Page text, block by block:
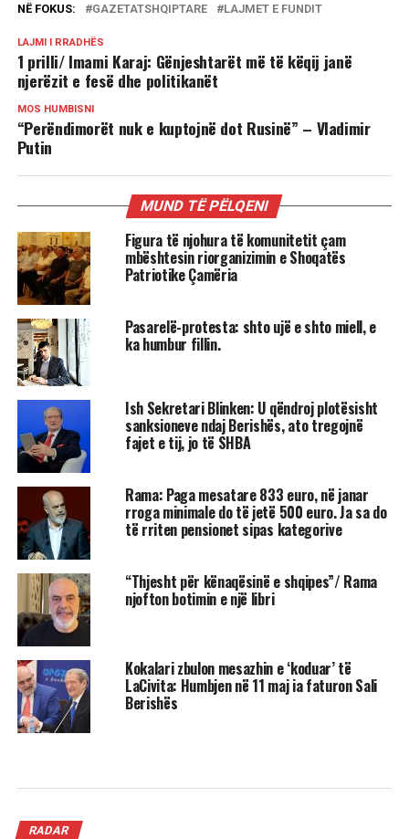
NË FOKUS: GAZETATSHQIPTARE LAJMET E FUNDIT
LAJMI I RRADHËS
1 prilli/ Imami Karaj: Gënjeshtarët më të këqij janë
njerëzit e fesë dhe politikanët
MOS HUMBISNI
“Perëndimorët nuk e kuptojnë dot Rusinë” – Vladimir
Putin
MUND TË PËLQENI
Figura të njohura të komunitetit çam
mbështesin riorganizimin e Shoqatës
Patriotike Çamëria
Pasarelë-protesta: shto ujë e shto miell, e
ka humbur fillin.
Ish Sekretari Blinken: U qëndroj plotësisht
sanksioneve ndaj Berishës, ato tregojnë
fajet e tij, jo të SHBA
Rama: Paga mesatare 833 euro, në janar
rroga minimale do të jetë 500 euro. Ja sa do
të rriten pensionet sipas kategorive
“Thjesht për kënaqësinë e shqipes”/ Rama
njofton botimin e një libri
Kokalari zbulon mesazhin e ‘koduar’ të
LaCivita: Humbjen në 11 maj ia faturon Sali
Berishës
RADAR